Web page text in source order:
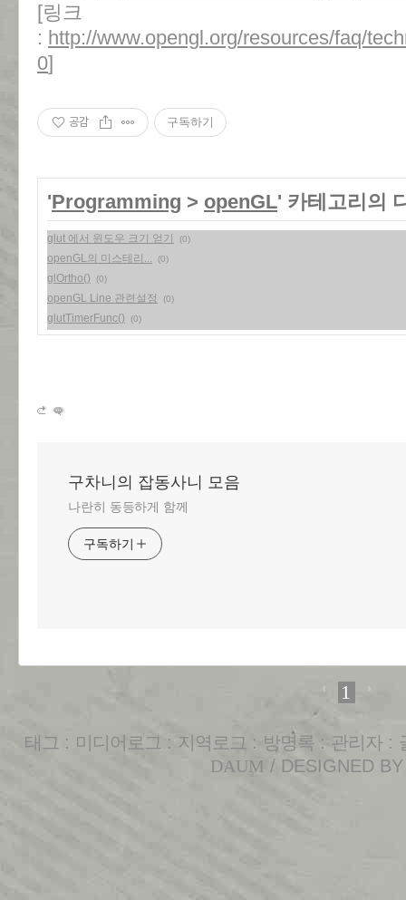
[링크
: http://www.opengl.org/resources/faq/
0]
공감 구독하기
'Programming > openGL' 카테고리의
glut 에서 윈도우 크기 얻기 (0)
openGL의 미스테리... (0)
glOrtho() (0)
openGL Line 관련설정 (0)
glutTimerFunc() (0)
구차니의 잡동사니 모음
나란히 동등하게 함께
구독하기
1
태그 : 미디어로그 : 지역로그 : 방명록 : 관리자 :
DAUM / DESIGNED